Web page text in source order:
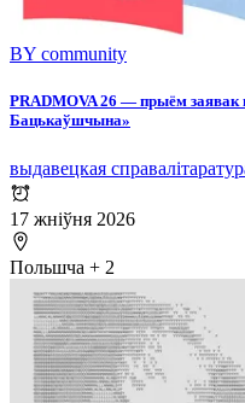
BY community
PRADMOVA 26 — прыём
Бацькаўшчына»
выдавецкая справа
17 жніўня 2026
Польшча + 2